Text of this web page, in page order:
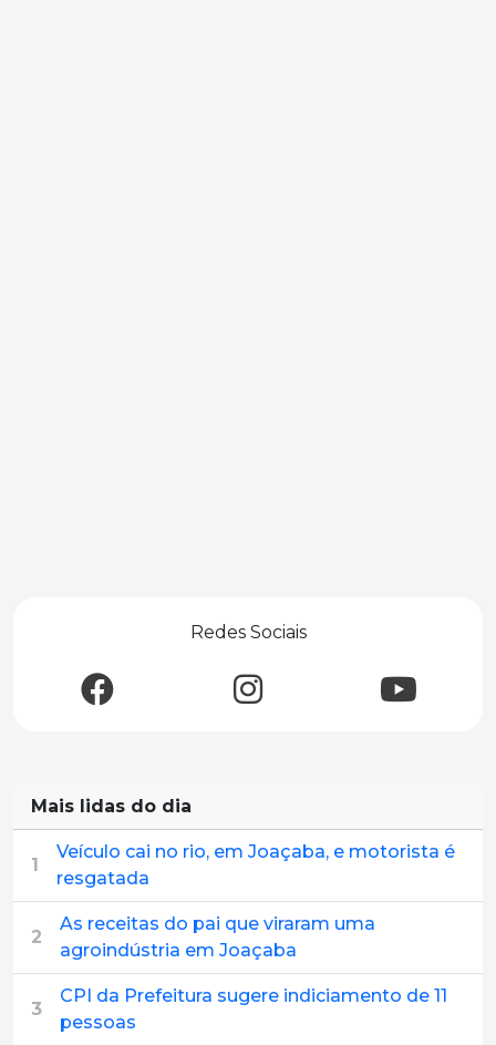
Redes Sociais
Mais lidas do dia
1
Veículo cai no rio, em Joaçaba, e motorista é
resgatada
2
As receitas do pai que viraram uma
agroindústria em Joaçaba
3
CPI da Prefeitura sugere indiciamento de 11
pessoas